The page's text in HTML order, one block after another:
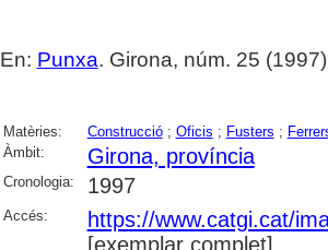
En: Punxa. Girona, núm. 25
Matèries: Construcció; Oficis ; Fusters ;
Àmbit:
Girona, província
Cronologia: 1997
Accés:
https://www.catgi.cat/
[exemplar complet]